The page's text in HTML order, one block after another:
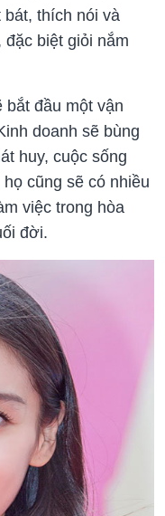
bát, thích nói và
biệt giỏi nắm
đầu một vận
doanh sẽ bùng
huy, cuộc sống
cũng sẽ có nhiều
việc trong hòa
đời.